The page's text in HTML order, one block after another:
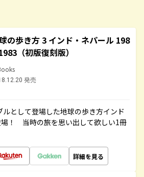
の歩き方 3 インド・ネパール 198
（初版復刻版）
発売
として登場した地球の歩き方インド
！ 当時の旅を思い出して欲しい1冊
詳細を見る